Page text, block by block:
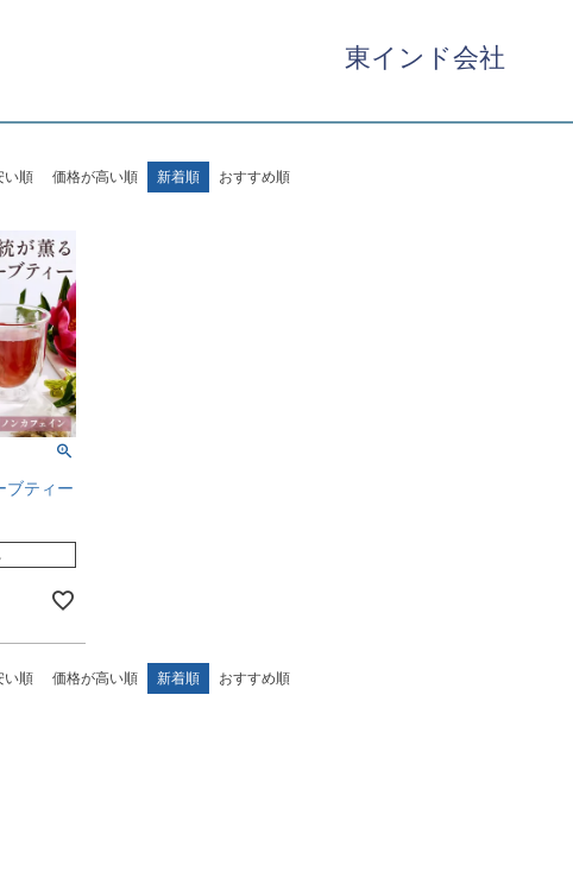
東インド会社
い順 価格が高い順 新着順 おすすめ順
ブティー
い順 価格が高い順 新着順 おすすめ順